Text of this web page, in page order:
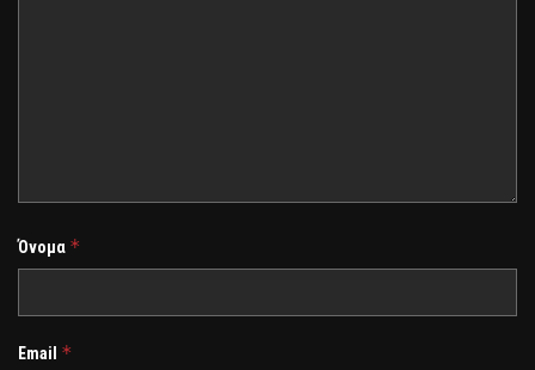
Όνομα *
Email *